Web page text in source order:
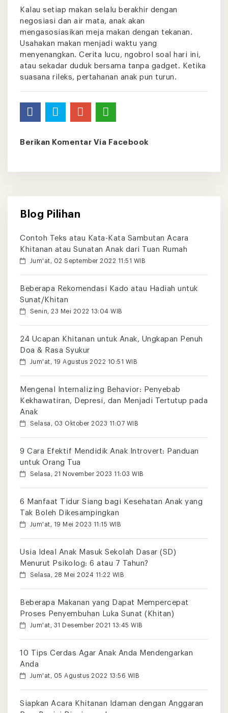
Kalau setiap makan selalu berakhir dengan
negosiasi dan air mata, anak akan
mengasosiasikan meja makan dengan tekanan.
Usahakan makan menjadi waktu yang
menyenangkan. Cerita lucu, ngobrol soal hari ini,
atau sekadar duduk bersama tanpa gadget. Ketika
suasana rileks, pertahanan anak pun turun.
Berikan Komentar Via Facebook
Blog Pilihan
Contoh Teks atau Kata-Kata Sambutan Acara
Khitanan atau Sunatan Anak dari Tuan Rumah
Jum'at, 02 September 2022 11:51 WIB
Beberapa Rekomendasi Kado atau Hadiah untuk
Sunat/Khitan
Senin, 23 Mei 2022 13:04 WIB
24 Ucapan Khitanan untuk Anak, Ungkapan Penuh
Doa & Rasa Syukur
Jum'at, 19 Agustus 2022 10:51 WIB
Mengenal Internalizing Behavior: Penyebab
Kekhawatiran, Depresi, dan Menjadi Tertutup pada
Anak
Selasa, 03 Oktober 2023 11:07 WIB
9 Cara Efektif Mendidik Anak Introvert: Panduan
untuk Orang Tua
Selasa, 21 November 2023 11:03 WIB
6 Manfaat Tidur Siang bagi Kesehatan Anak yang
Tak Boleh Dikesampingkan
Jum'at, 19 Mei 2023 11:15 WIB
Usia Ideal Anak Masuk Sekolah Dasar (SD)
Menurut Psikolog: 6 atau 7 Tahun?
Selasa, 28 Mei 2024 11:22 WIB
Beberapa Makanan yang Dapat Mempercepat
Proses Penyembuhan Luka Sunat (Khitan)
Jum'at, 31 Desember 2021 13:45 WIB
10 Tips Cerdas Agar Anak Anda Mendengarkan
Anda
Jum'at, 05 Agustus 2022 13:56 WIB
Siapkan Acara Khitanan Idaman dengan Anggaran